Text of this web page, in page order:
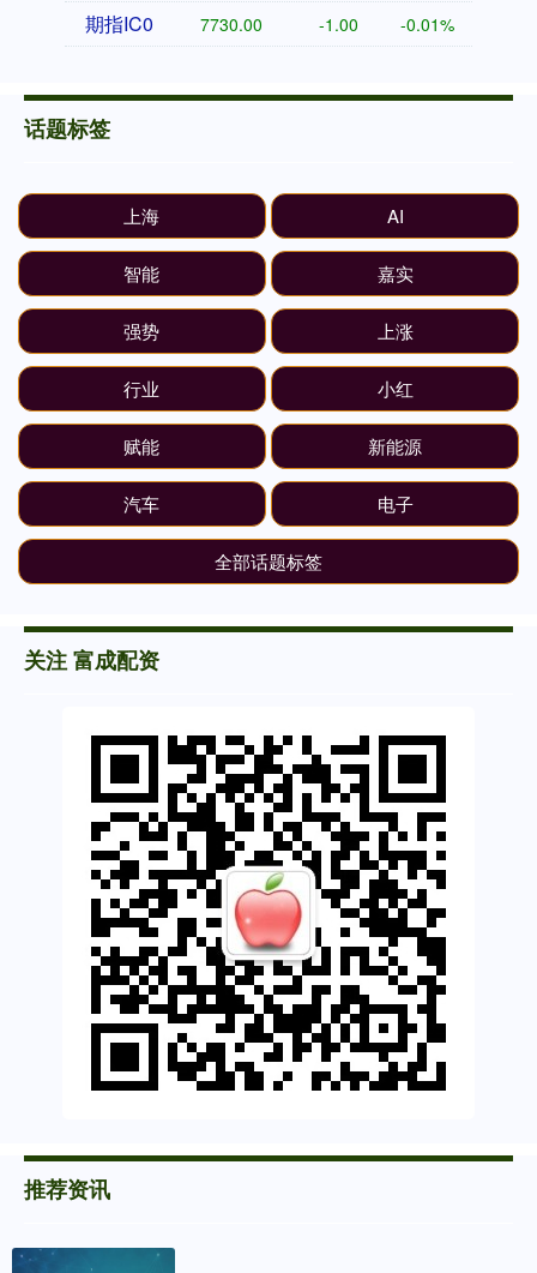
期指IC0 7730.00 -1.00 -0.01%
话题标签
上海 AI
智能 嘉实
强势 上涨
行业 小红
赋能 新能源
汽车 电子
全部话题标签
关注 富成配资
推荐资讯